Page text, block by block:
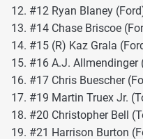
12. #12 Ryan Blaney
13. #14 Chase Briscoe
14. #15 (R) Kaz Grala
15. #16 A.J. Allmendinger
16. #17 Chris Buescher
17. #19 Martin Truex Jr.
18. #20 Christopher Bell
19. #21 Harrison Burton